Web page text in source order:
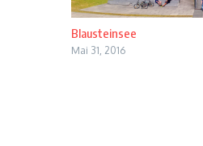
Blausteinsee
Mai 31, 2016